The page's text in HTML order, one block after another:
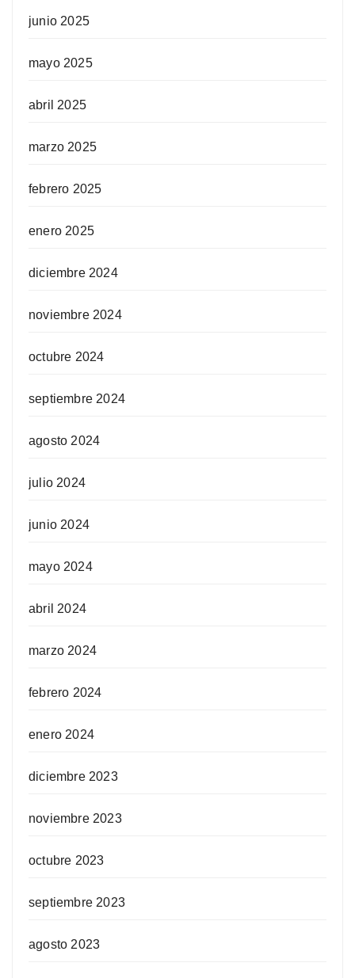
junio 2025
mayo 2025
abril 2025
marzo 2025
febrero 2025
enero 2025
diciembre 2024
noviembre 2024
octubre 2024
septiembre 2024
agosto 2024
julio 2024
junio 2024
mayo 2024
abril 2024
marzo 2024
febrero 2024
enero 2024
diciembre 2023
noviembre 2023
octubre 2023
septiembre 2023
agosto 2023